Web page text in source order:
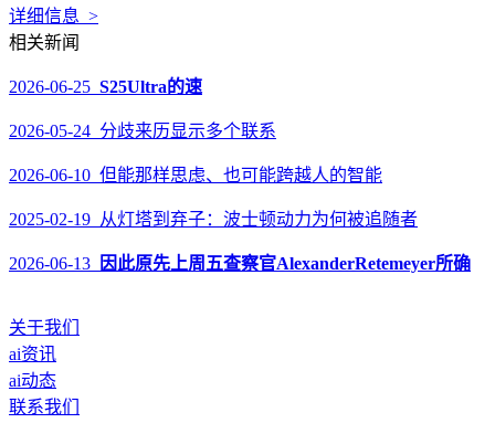
详细信息 >
相关新闻
2026-06-25 S25Ultra的速
2026-05-24 分歧来历显示多个联系
2026-06-10 但能那样思虑、也可能跨越人的智能
2025-02-19 从灯塔到弃子：波士顿动力为何被追随者
2026-06-13 因此原先上周五查察官AlexanderRetemeyer所确
关于我们
ai资讯
ai动态
联系我们